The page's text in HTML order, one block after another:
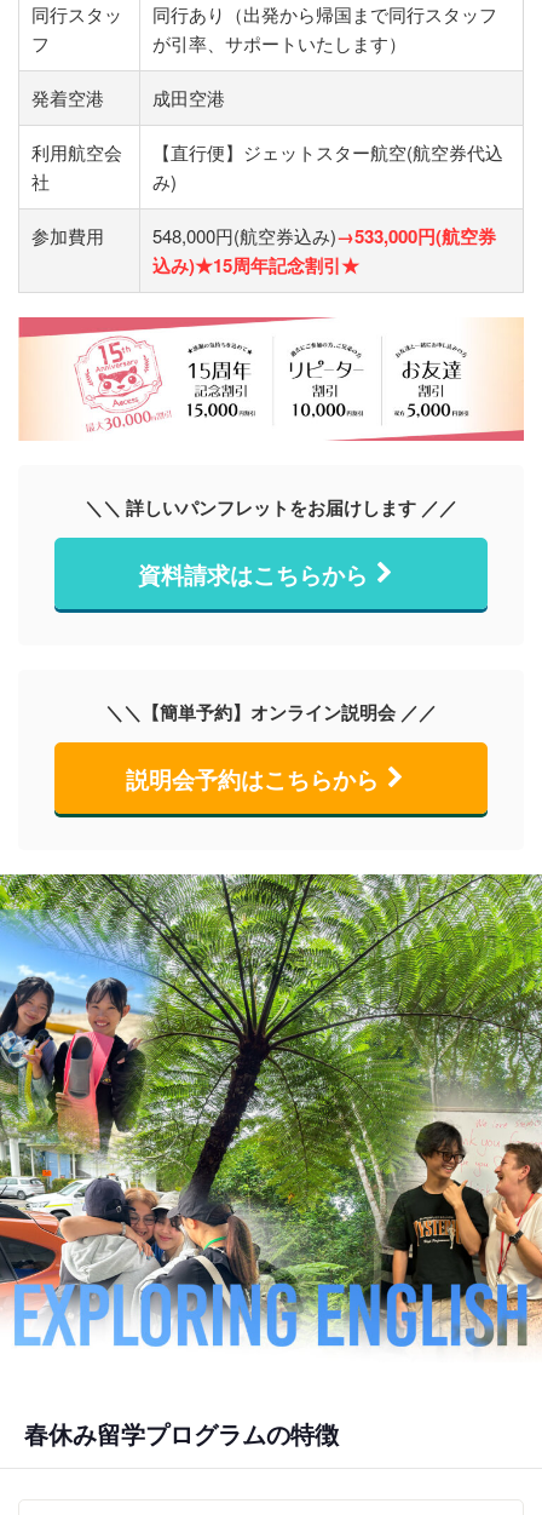
同行スタッ
フ
同行あり（出発から帰国まで同行スタッフ
が引率、サポートいたします）
発着空港 成田空港
利用航空会
社
【直行便】ジェットスター航空(航空券代込
み)
参加費用 548,000円(航空券込み)→533,000円(航空券
込み)★15周年記念割引★
＼＼ 詳しいパンフレットをお届けします ／／
資料請求はこちらから
＼＼【簡単予約】オンライン説明会 ／／
説明会予約はこちらから
春休み留学プログラムの特徴